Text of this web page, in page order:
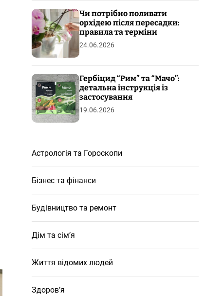
Чи потрібно поливати
орхідею після пересадки:
правила та терміни
24.06.2026
Гербіцид “Рим” та “Мачо”:
детальна інструкція із
застосування
19.06.2026
Астрологія та Гороскопи
Бізнес та фінанси
Будівництво та ремонт
Дім та сім’я
Життя відомих людей
Здоров’я